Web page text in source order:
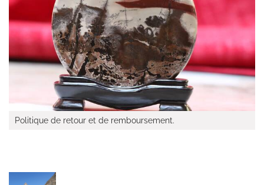
Politique de retour et de remboursement.